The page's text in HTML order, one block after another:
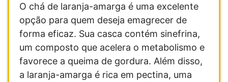
O chá de laranja-amarga é uma excelente
opção para quem deseja emagrecer de
forma eficaz. Sua casca contém sinefrina,
um composto que acelera o metabolismo e
favorece a queima de gordura. Além disso,
a laranja-amarga é rica em pectina, uma